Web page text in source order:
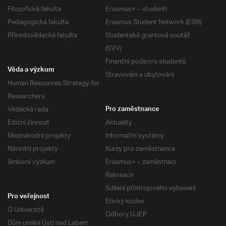
Filozofická fakulta
Pedagogická fakulta
Přírodovědecká fakulta
Erasmus+ – studenti
Erasmus Student Network (ESN)
Studentská grantová soutěž
(SVV)
Finanční podpora studentů
Stravování a ubytování
Věda a výzkum
Human Resources Strategy for
Researchers
Vědecká rada
Ediční činnost
Mezinárodní projekty
Národní projekty
Smluvní výzkum
Pro zaměstnance
Aktuality
Informační systémy
Kurzy pro zaměstnance
Erasmus+ – zaměstnaci
Rekreace
Sdílení přístrojového vybavení
Etický kodex
Odbory UJEP
Pro veřejnost
O Univerzitě